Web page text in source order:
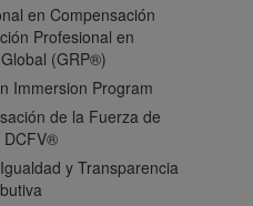
en Compensación
Profesional en
(GRP®)
Immersion Program
de la Fuerza de
DCFV®
y Transparencia